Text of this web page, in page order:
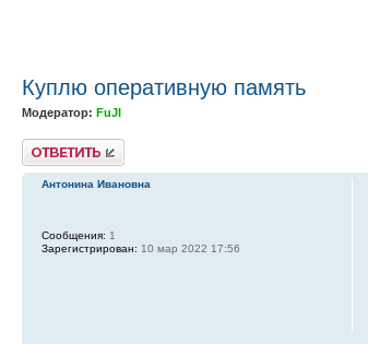
Куплю оперативную память
Модератор: FuJI
Ответить
Антонина Ивановна
Сообщения: 1
Зарегистрирован: 10 мар 2022 17:56